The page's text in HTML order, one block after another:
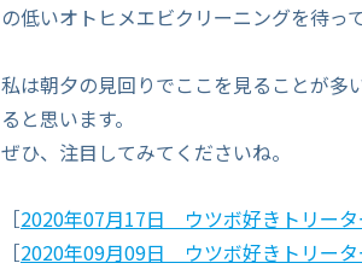
の低いオトヒメエビクリーニングを待っ
私は朝夕の見回りでここを見ることが多
ると思います。
ぜひ、注目してみてくださいね。
［2020年07月17日 ウツボ好きトリー
［2020年09月09日 ウツボ好きトリー